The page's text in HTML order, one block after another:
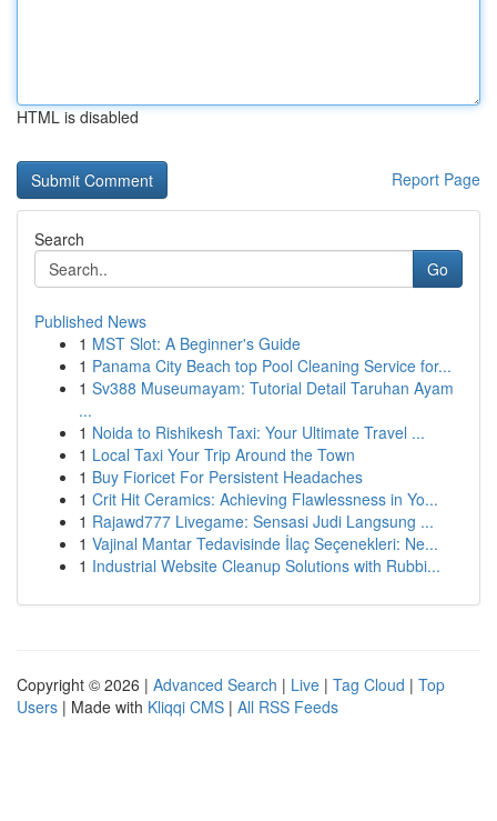
HTML is disabled
Report Page
Search
Go
Published News
1 MST Slot: A Beginner's Guide
1 Panama City Beach top Pool Cleaning Service for...
1 Sv388 Museumayam: Tutorial Detail Taruhan Ayam
...
1 Noida to Rishikesh Taxi: Your Ultimate Travel ...
1 Local Taxi Your Trip Around the Town
1 Buy Fioricet For Persistent Headaches
1 Crit Hit Ceramics: Achieving Flawlessness in Yo...
1 Rajawd777 Livegame: Sensasi Judi Langsung ...
1 Vajinal Mantar Tedavisinde İlaç Seçenekleri: Ne...
1 Industrial Website Cleanup Solutions with Rubbi...
Copyright © 2026 | Advanced Search | Live | Tag Cloud | Top
Users | Made with Kliqqi CMS | All RSS Feeds